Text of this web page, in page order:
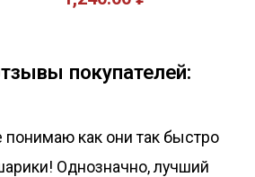
покупателей:
понимаю как они так быстро
Однозначно, лучший